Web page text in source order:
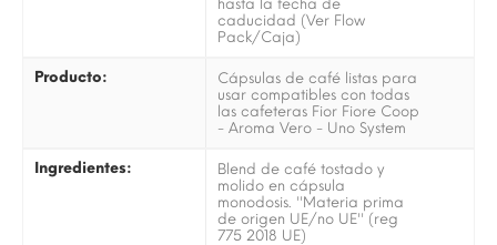
hasta la fecha de
caducidad (Ver Flow
Pack/Caja)
Producto:
Cápsulas de café listas para
usar compatibles con todas
las cafeteras Fior Fiore Coop
- Aroma Vero - Uno System
Ingredientes:
Blend de café tostado y
molido en cápsula
monodosis. ''Materia prima
de origen UE/no UE'' (reg
775 2018 UE)